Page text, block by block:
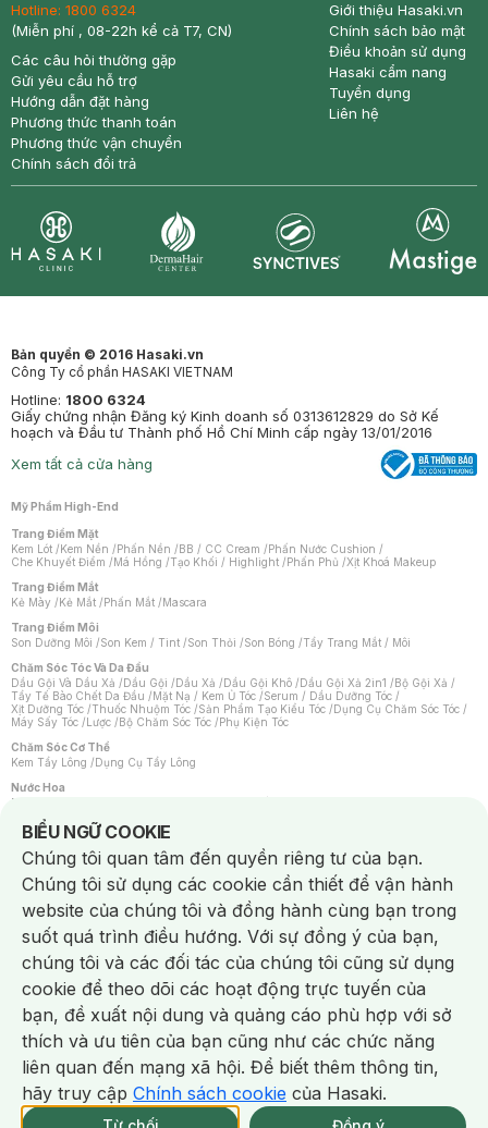
NowFree 2H Giao Nhanh Miễn Phí 2H Xem chi tiết
Hotline: 1800 6324
(Miễn phí , 08-22h kể cả T7, CN)
Các câu hỏi thường gặp
Gửi yêu cầu hỗ trợ
Hướng dẫn đặt hàng
Phương thức thanh toán
Phương thức vận chuyển
Chính sách đổi trả
Giới thiệu Hasaki.vn
Chính sách bảo mật
Điều khoản sử dụng
Hasaki cẩm nang
Tuyển dụng
Liên hệ
Bản quyền © 2016 Hasaki.vn
Công Ty cổ phần HASAKI VIETNAM
Hotline: 1800 6324
Giấy chứng nhận Đăng ký Kinh doanh số 0313612829 do Sở Kế
hoạch và Đầu tư Thành phố Hồ Chí Minh cấp ngày 13/01/2016
Xem tất cả cửa hàng
Mỹ Phẩm High-End
Trang Điểm Mặt
Kem Lót /Kem Nền /Phấn Nền /BB / CC Cream /Phấn Nước Cushion /
Che Khuyết Điểm /Má Hồng /Tạo Khối / Highlight /Phấn Phủ /Xịt Khoá Makeup
Trang Điểm Mắt
Kẻ Mày /Kẻ Mắt /Phấn Mắt /Mascara
Trang Điểm Môi
Son Dưỡng Môi /Son Kem / Tint /Son Thỏi /Son Bóng /Tẩy Trang Mắt / Môi
Chăm Sóc Tóc Và Da Đầu
Dầu Gội Và Dầu Xả /Dầu Gội /Dầu Xả /Dầu Gội Khô /Dầu Gội Xả 2in1 /Bộ Gội Xả /
Tẩy Tế Bào Chết Da Đầu /Mặt Nạ / Kem Ủ Tóc /Serum / Dầu Dưỡng Tóc /
Xịt Dưỡng Tóc /Thuốc Nhuộm Tóc /Sản Phẩm Tạo Kiểu Tóc /Dụng Cụ Chăm Sóc Tóc /
Máy Sấy Tóc /Lược /Bộ Chăm Sóc Tóc /Phụ Kiện Tóc
Chăm Sóc Cơ Thể
Kem Tẩy Lông /Dụng Cụ Tẩy Lông
Nước Hoa
Nước Hoa Nữ
Chăm Sóc Cá Nhân
Chống Muỗi /Khẩu Trang /Máy Massage/Mặt Nạ Xông Hơi /Nước Rửa Tay/
Sản Phẩm Chăm Sóc Khác /Bàn Chải Đánh Răng /Bàn Chải Điện/
Hỗ Trợ Trắng Răng/Kem Đánh Răng /Máy Tăm Nước/ Nước Súc Miệng/
Tăm / Chỉ Nha Khoa/ Xịt Thơm Miệng / Dung Dịch Vệ Sinh/Dưỡng Vùng Kín/
Khăn Ướt Vệ Sinh Vùng Kín/Băng Vệ Sinh/Tampon/Bọt Cạo Râu /Dao Cạo Râu/
Máy Cạo Râu
Vấn Đề Về Da
Da Dầu / Lỗ Chân Lông To/ Da Khô / Mất Nước/ Da Lão Hóa/ Da Mụn/
Da Nhạy Cảm / Kích Ứng
Da Xỉn Màu Thâm / Nám / Tàn Nhang
Quầng Thâm & Bọng Mắt /Sẹo /Viêm Da Cơ Địa
Dụng Cụ / Phụ Kiện Chăm Sóc Da
Bông Tẩy Trang
Khăn Lau Mặt Khô Dụng Cụ / Máy Rửa Mặt Máy Chăm Sóc Da
Dụng Cụ Chăm Sóc Khác
BIỂU NGỮ COOKIE
Notice about cookies usage
Chúng tôi quan tâm đến quyền riêng tư của bạn.
Chúng tôi sử dụng các cookie cần thiết để vận hành
website của chúng tôi và đồng hành cùng bạn trong
suốt quá trình điều hướng. Với sự đồng ý của bạn,
chúng tôi và các đối tác của chúng tôi cũng sử dụng
cookie để theo dõi các hoạt động trực tuyến của
bạn, đề xuất nội dung và quảng cáo phù hợp với sở
thích và ưu tiên của bạn cũng như các chức năng
liên quan đến mạng xã hội. Để biết thêm thông tin,
hãy truy cập Chính sách cookie của Hasaki.